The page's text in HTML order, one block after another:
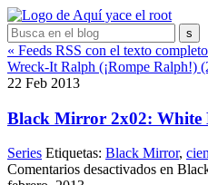
« Feeds RSS con el texto completo
Wreck-It Ralph (¡Rompe Ralph!)
22 Feb 2013
Black Mirror 2x02: White
Series Etiquetas: Black Mirror,
Comentarios desactivados en